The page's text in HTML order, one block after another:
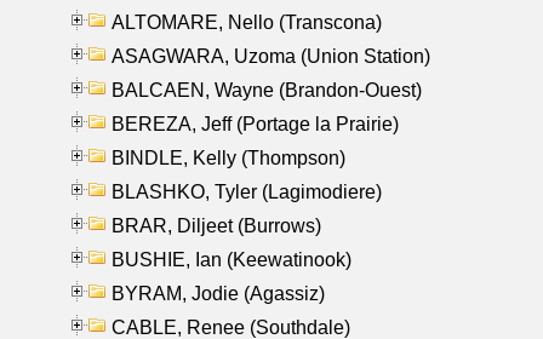
ALTOMARE, Nello (Transcona)
ASAGWARA, Uzoma (Union Station)
BALCAEN, Wayne (Brandon-Ouest)
BEREZA, Jeff (Portage la Prairie)
BINDLE, Kelly (Thompson)
BLASHKO, Tyler (Lagimodiere)
BRAR, Diljeet (Burrows)
BUSHIE, Ian (Keewatinook)
BYRAM, Jodie (Agassiz)
CABLE, Renee (Southdale)